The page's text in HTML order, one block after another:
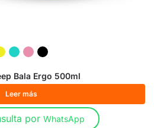
Bala Ergo 500ml
Leer más
por WhatsApp